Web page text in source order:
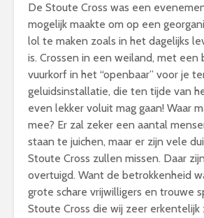
De Stoute Cross was een
mogelijk maakte om op een
lol te maken zoals in het dagelijks
is. Crossen in een weiland, met een
vuurkorf in het “openbaar” voor je
geluidsinstallatie, die ten tijde van
even lekker voluit mag gaan! Waar
mee? Er zal zeker een aantal
staan te juichen, maar er zijn vele
Stoute Cross zullen missen. Daar
overtuigd. Want de betrokkenheid
grote schare vrijwilligers en trouwe
Stoute Cross die wij zeer erkentelijk